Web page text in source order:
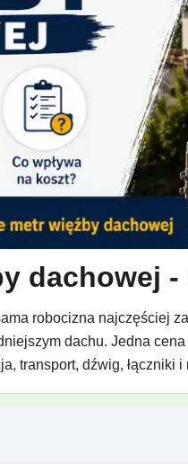
dachowej
robocizna najczęściej
dachu. Jedna
transport, dźwig, łączniki i